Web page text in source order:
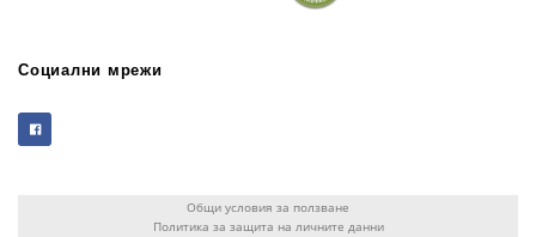
Социални мрежи
Общи условия за ползване
Политика за защита на личните данни